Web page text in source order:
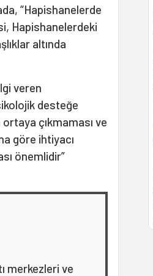
“Hapishanelerde
Hapishanelerdeki
altında
veren
desteğe
çıkmaması ve
göre ihtiyacı
önemlidir”
merkezleri ve